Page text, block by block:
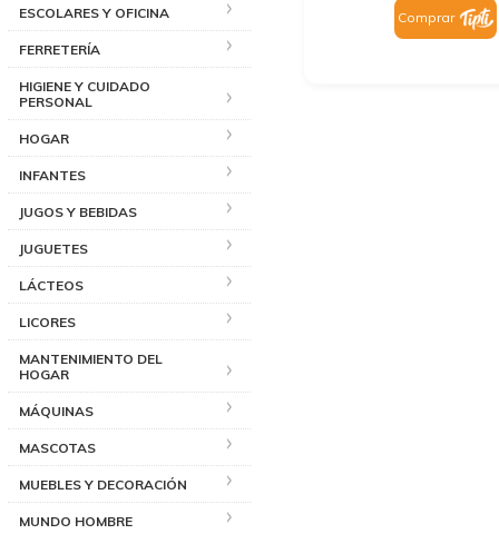
ESCOLARES Y OFICINA
FERRETERÍA
HIGIENE Y CUIDADO
PERSONAL
HOGAR
INFANTES
JUGOS Y BEBIDAS
JUGUETES
LÁCTEOS
LICORES
MANTENIMIENTO DEL
HOGAR
MÁQUINAS
MASCOTAS
MUEBLES Y DECORACIÓN
MUNDO HOMBRE
Comprar